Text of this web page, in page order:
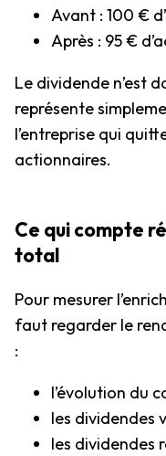
Avant : 100 €
Après : 95 €
Le dividende n’est
représente
l’entreprise qui
actionnaires.
Ce qui compte
total
Pour mesurer
faut regarder le
:
l’évolution du
les dividendes
les dividendes